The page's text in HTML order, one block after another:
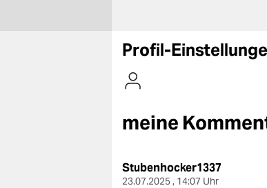
gesellschaft
kultur
nord
Profil-
meine
Stubenhocker1337
23.07.2025 , 14:07 Uhr